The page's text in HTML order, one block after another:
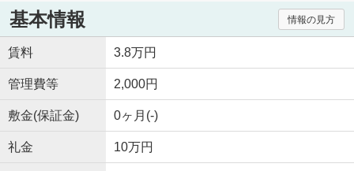
基本情報 情報の見方
賃料 3.8万円
管理費等 2,000円
敷金(保証金) 0ヶ月(-)
礼金 10万円